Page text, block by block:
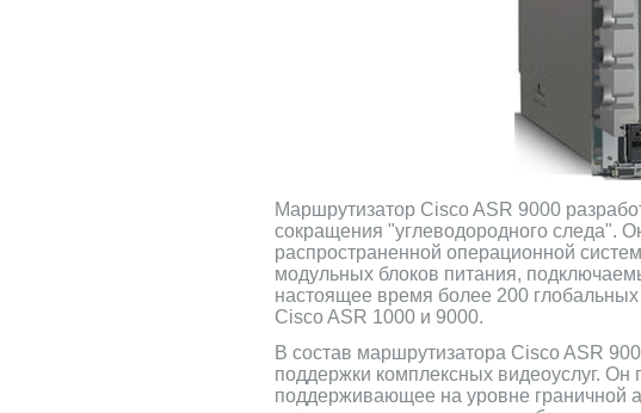
Маршрутизатор Cisco ASR 9000
сокращения "углеводородного следа".
распространенной операционной
модульных блоков питания,
настоящее время более 200
Cisco ASR 1000 и 9000.
В состав маршрутизатора Cisco ASR
поддержки комплексных видеоуслуг.
поддерживающее на уровне граничной